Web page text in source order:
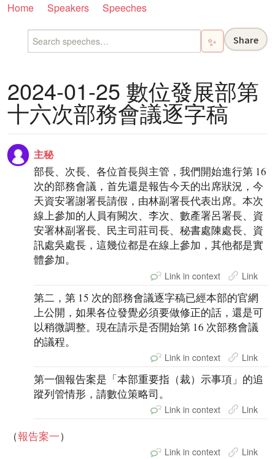
Home Speakers Speeches
✨ Share
2024-01-25 數位發展部第
十六次部務會議逐字稿
主秘
部長、次長、各位首長與主管，我們開始進行第 16
次的部務會議，首先還是報告今天的出席狀況，今
天資安署謝署長請假，由林副署長代表出席。本次
線上參加的人員有闕次、李次、數產署呂署長、資
安署林副署長、民主司莊司長、秘書處陳處長、資
訊處吳處長，這幾位都是在線上參加，其他都是實
體參加。
Link in context Link
第二，第 15 次的部務會議逐字稿已經本部的官網
上公開，如果各位發覺必須要做修正的話，還是可
以稍微調整。現在請示是否開始第 16 次部務會議
的議程。
Link in context Link
第一個報告案是「本部重要指（裁）示事項」的追
蹤列管情形，請數位策略司。
Link in context Link
（報告案一）
Link in context Link